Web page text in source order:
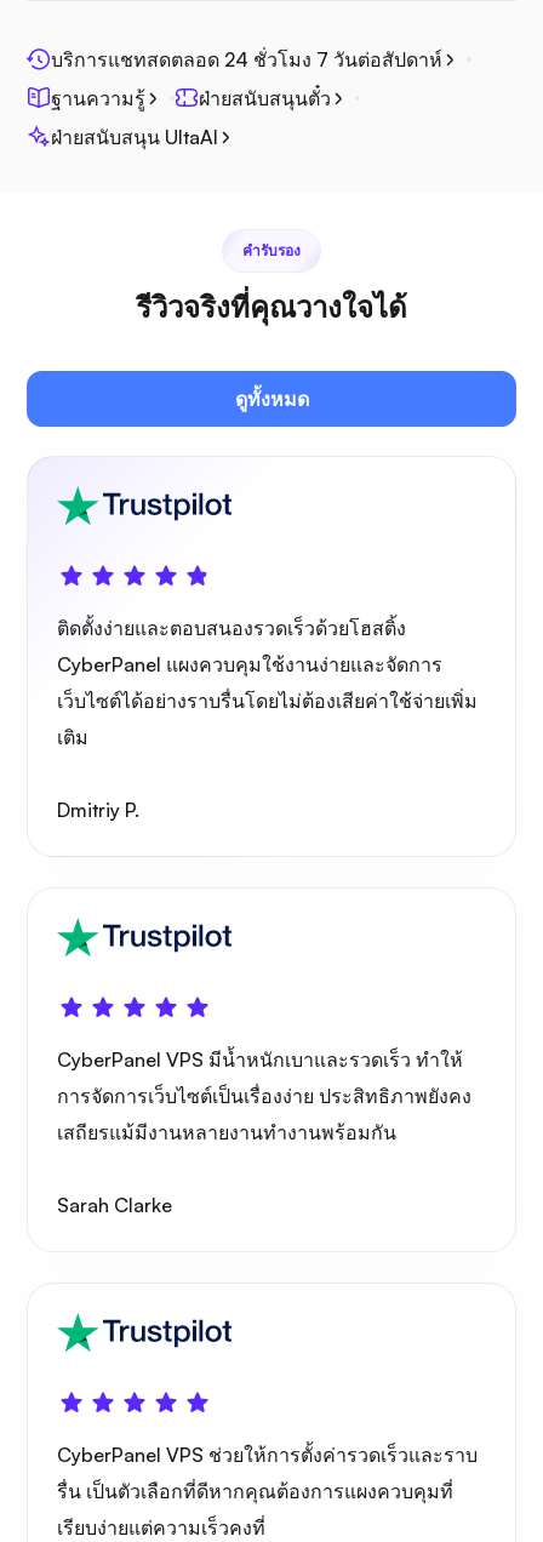
เพล็กซ์
โอว์นแคสต์
ไวร์การ์ด
สิ่งมหัศจรรย์
พอร์เทนเนอร์
กราฟาน่า
บริการแชทสดตลอด 24 ชั่วโมง 7 วันต่อสัปดาห์
ฐานความรู้
ฝ่ายสนับสนุนตั๋ว
ฝ่ายสนับสนุน UltaAI
คำรับรอง
รีวิวจริงที่คุณวางใจได้
ดูทั้งหมด
ติดตั้งง่ายและตอบสนองรวดเร็วด้วยโฮสติ้ง
CyberPanel แผงควบคุมใช้งานง่ายและจัดการ
เว็บไซต์ได้อย่างราบรื่นโดยไม่ต้องเสียค่าใช้จ่ายเพิ่ม
เติม
Dmitriy P.
CyberPanel VPS มีน้ำหนักเบาและรวดเร็ว ทำให้
การจัดการเว็บไซต์เป็นเรื่องง่าย ประสิทธิภาพยังคง
เสถียรแม้มีงานหลายงานทำงานพร้อมกัน
Sarah Clarke
CyberPanel VPS ช่วยให้การตั้งค่ารวดเร็วและราบ
รื่น เป็นตัวเลือกที่ดีหากคุณต้องการแผงควบคุมที่
เรียบง่ายแต่ความเร็วคงที่